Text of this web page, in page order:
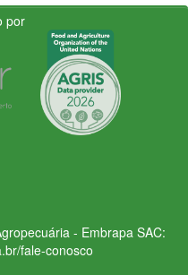
por
- Embrapa SAC:
fale-conosco